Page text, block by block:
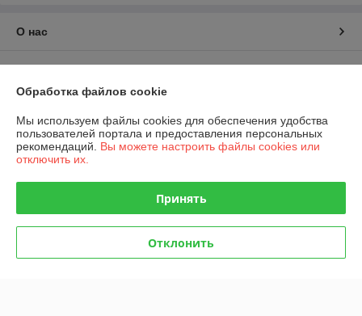
О нас
График работы
Полная версия сайта
Сайт создан на платформе Deal.by
Обработка файлов cookie
Мы используем файлы cookies для обеспечения удобства
пользователей портала и предоставления персональных
рекомендаций. Вы можете настроить файлы cookies или
отключить их.
Принять
Отклонить